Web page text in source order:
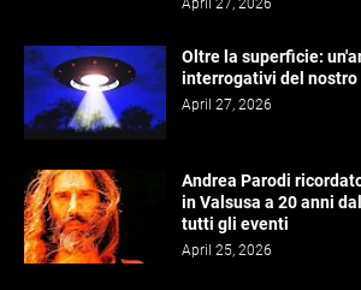
April 27, 2026
Oltre la superficie:
interrogativi del nostro
April 27, 2026
Andrea Parodi
in Valsusa a 20 anni
tutti gli eventi
April 25, 2026